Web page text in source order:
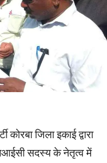
जिला इकाई द्वारा
सदस्य के नेतृत्व में